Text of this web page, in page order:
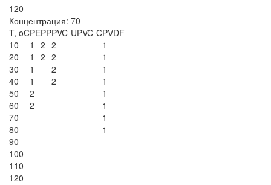
120
Концентрация: 70
T, oCPEPPPVC-UPVC-CPVDF
10
1 2 2
1
20
1 2 2
1
30
1 2
1
40
1 2
1
50
2
1
60
2
1
70
1
80
1
90
100
110
120